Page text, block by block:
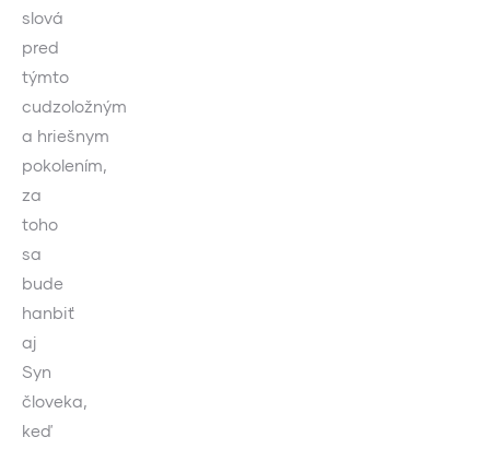
slová
pred
týmto
cudzoložným
a hriešnym
pokolením,
za
toho
sa
bude
hanbiť
aj
Syn
človeka,
keď